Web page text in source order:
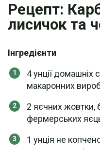
Рецепт:
лисичок та
Інгредієнти
4 унції домашніх
макаронних
2 яєчних жовтки,
фермерських
1 унція не